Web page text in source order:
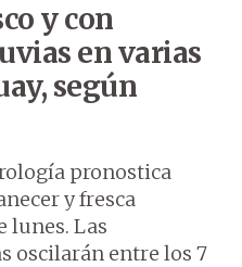
y con
en varias
según
pronostica
y fresca
lunes. Las
oscilarán entre los 7